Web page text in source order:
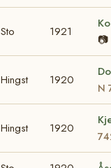
Sto 1921
📷
Hingst 1920
N
Hingst 1920